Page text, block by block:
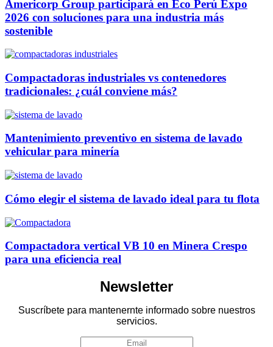
Americorp Group participará en Eco Perú Expo
2026 con soluciones para una industria más
sostenible
Compactadoras industriales vs contenedores
tradicionales: ¿cuál conviene más?
Mantenimiento preventivo en sistema de lavado
vehicular para minería
Cómo elegir el sistema de lavado ideal para tu flota
Compactadora vertical VB 10 en Minera Crespo
para una eficiencia real
Newsletter
Suscríbete para mantenernte informado sobre nuestros
servicios.